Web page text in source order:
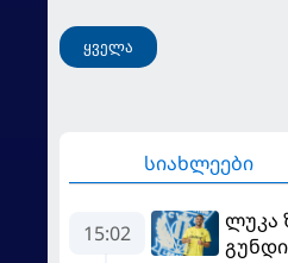
ყველა
სიახლეები
15:02
ლუკა